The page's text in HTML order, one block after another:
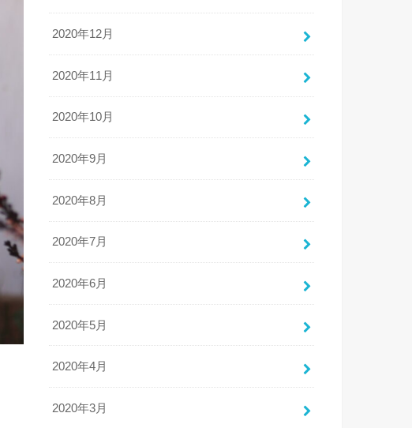
2020年12月
2020年11月
2020年10月
2020年9月
2020年8月
2020年7月
2020年6月
2020年5月
2020年4月
2020年3月